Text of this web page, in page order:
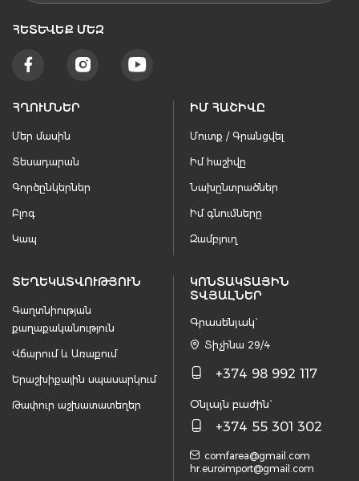
ՀԵՏԵՒԵՔ ՄԵԶ
ՀՂՈՒՄՆԵՐ
Մեր մասին
Տեսադարան
Գործընկերներ
Բլոգ
Կապ
ԻՄ ՀԱՇԻՎԸ
Մուտք / Գրանցվել
Իմ հաշիվը
Նախընտրածներ
Իմ գնումները
Զամբյուղ
ՏԵՂԵԿԱՏՎՈՒԹՅՈՒՆ
Գաղտնիության
քաղաքականություն
Վճարում և Առաքում
Երաշխիքային սպասարկում
Թափուր աշխատատեղեր
ԿՈՆՏԱԿՏԱՅԻՆ
ՏՎՅԱԼՆԵՐ
Գրասենյակ`
Տիչինա 29/4
+374 98 992 117
Օնլայն բաժին`
+374 55 301 302
comfarea@gmail.com
hr.euroimport@gmail.com